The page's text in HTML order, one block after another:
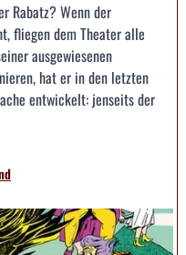
Rabatz? Wenn der
fliegen dem Theater alle
ausgewiesenen
hat er in den letzten
entwickelt: jenseits der